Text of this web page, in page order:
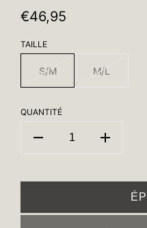
€46,95
TAILLE
S/M M/L
QUANTITÉ